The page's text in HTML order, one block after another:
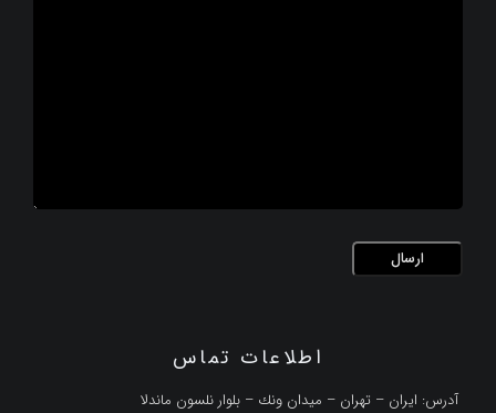
اطلاعات تماس
آدرس: ايران – تهران – ميدان ونك – بلوار نلسون ماندلا